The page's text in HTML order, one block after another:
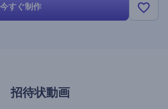
今すぐ制作
招待状動画